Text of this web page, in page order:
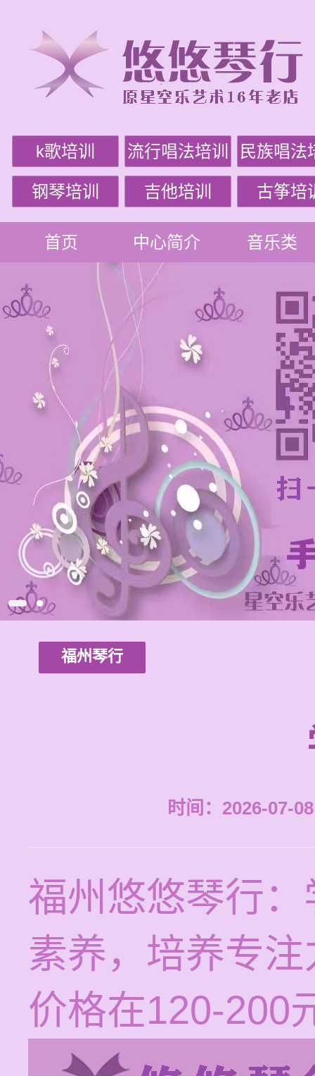
k歌培训 流行唱法培训 民族唱法
钢琴培训 吉他培训 古筝培
首页 中心简介 音乐类
福州琴行
时间：2026-07-
福州悠悠琴行
素养，培养专
价格在120-200